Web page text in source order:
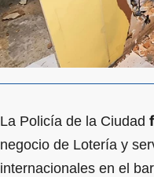
La Policía de la Ciudad
negocio de Lotería y
internacionales en el